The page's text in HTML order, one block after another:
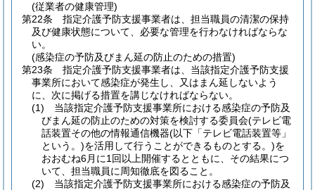
(従業者の健康管理)
第22条
指定介護予防支援事業者は、担当職員の清潔の保持
及び健康状態について、必要な管理を行わなければならな
い。
(感染症の予防及びまん延の防止のための措置)
第23条
指定介護予防支援事業者は、当該指定介護予防支援
事業所において感染症が発生し、又はまん延しないよう
に、次に掲げる措置を講じなければならない。
(1)
当該指定介護予防支援事業所における感染症の予防及
びまん延の防止のための対策を検討する委員会(テレビ電
話装置その他の情報通信機器(以下「テレビ電話装置等」
という。)を活用して行うことができるものとする。)を
おおむね6月に1回以上開催するとともに、その結果につ
いて、担当職員に周知徹底を図ること。
(2)
当該指定介護予防支援事業所における感染症の予防及